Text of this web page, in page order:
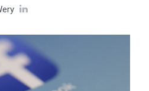
droit de l'innovation